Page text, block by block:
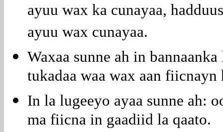
ayuu wax ka cunayaa,
ayuu wax cunayaa.
Waxaa sunne ah in
tukadaa waa wax aan
In la lugeeyo ayaa sunne ah:
ma fiicna in gaadiid la qaato.